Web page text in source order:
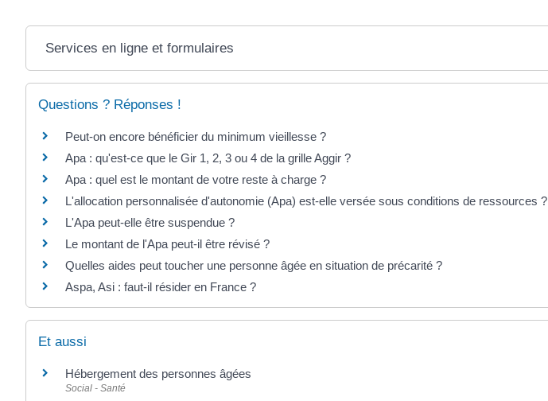
Services en ligne et formulaires
Questions ? Réponses !
Peut-on encore bénéficier du minimum vieillesse ?
Apa : qu'est-ce que le Gir 1, 2, 3 ou 4 de la grille Aggir ?
Apa : quel est le montant de votre reste à charge ?
L'allocation personnalisée d'autonomie (Apa) est-elle versée sous conditions de ressources ?
L'Apa peut-elle être suspendue ?
Le montant de l'Apa peut-il être révisé ?
Quelles aides peut toucher une personne âgée en situation de précarité ?
Aspa, Asi : faut-il résider en France ?
Et aussi
Hébergement des personnes âgées
Social - Santé